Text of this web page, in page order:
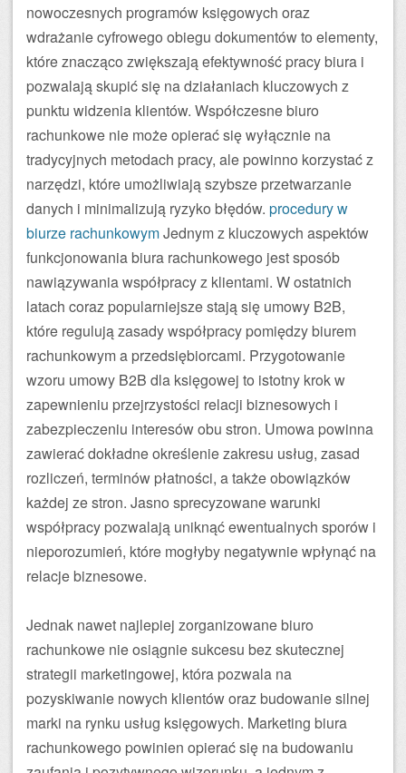
nowoczesnych programów księgowych oraz
wdrażanie cyfrowego obiegu dokumentów to elementy,
które znacząco zwiększają efektywność pracy biura i
pozwalają skupić się na działaniach kluczowych z
punktu widzenia klientów. Współczesne biuro
rachunkowe nie może opierać się wyłącznie na
tradycyjnych metodach pracy, ale powinno korzystać z
narzędzi, które umożliwiają szybsze przetwarzanie
danych i minimalizują ryzyko błędów. procedury w
biurze rachunkowymJednym z kluczowych aspektów
funkcjonowania biura rachunkowego jest sposób
nawiązywania współpracy z klientami. W ostatnich
latach coraz popularniejsze stają się umowy B2B,
które regulują zasady współpracy pomiędzy biurem
rachunkowym a przedsiębiorcami. Przygotowanie
wzoru umowy B2B dla księgowej to istotny krok w
zapewnieniu przejrzystości relacji biznesowych i
zabezpieczeniu interesów obu stron. Umowa powinna
zawierać dokładne określenie zakresu usług, zasad
rozliczeń, terminów płatności, a także obowiązków
każdej ze stron. Jasno sprecyzowane warunki
współpracy pozwalają uniknąć ewentualnych sporów i
nieporozumień, które mogłyby negatywnie wpłynąć na
relacje biznesowe.
Jednak nawet najlepiej zorganizowane biuro
rachunkowe nie osiągnie sukcesu bez skutecznej
strategii marketingowej, która pozwala na
pozyskiwanie nowych klientów oraz budowanie silnej
marki na rynku usług księgowych. Marketing biura
rachunkowego powinien opierać się na budowaniu